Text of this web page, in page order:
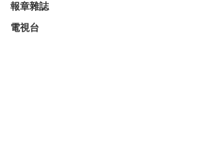
報章雜誌
電視台